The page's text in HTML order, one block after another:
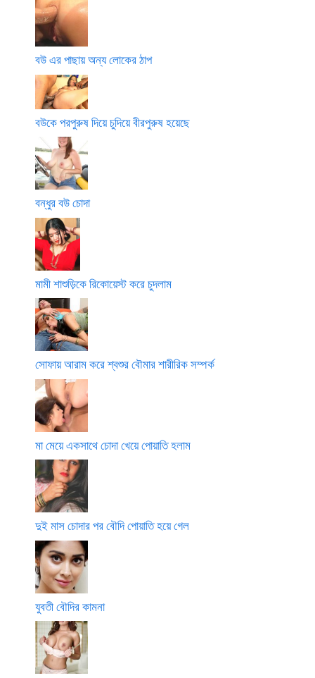
বউ এর পাছায় অন্য লোকের ঠাপ
বউকে পরপুরুষ দিয়ে চুদিয়ে বীরপুরুষ হয়েছে
বন্ধুর বউ চোদা
মামী শাশুড়িকে রিকোয়েস্ট করে চুদলাম
সোফায় আরাম করে শ্বশুর বৌমার শারীরিক সম্পর্ক
মা মেয়ে একসাথে চোদা খেয়ে পোয়াতি হলাম
দুই মাস চোদার পর বৌদি পোয়াতি হয়ে গেল
যুবতী বৌদির কামনা